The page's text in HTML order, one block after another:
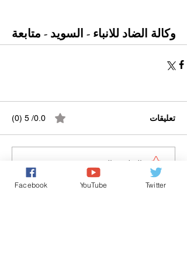
وكالة الضاد للانباء - السويد - متابعة
تعليقات 0.0/ 5 (0)
التعليق والتقييم...
Facebook YouTube Twitter